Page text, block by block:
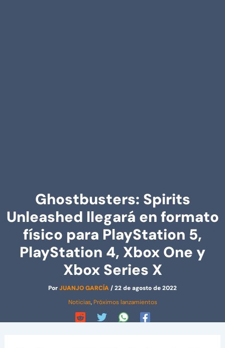
Ghostbusters: Spirits
Unleashed llegará en formato
físico para PlayStation 5,
PlayStation 4, Xbox One y
Xbox Series X
PorJUANJO GARCÍA/22 de agosto de 2022
Noticias, Próximos lanzamientos